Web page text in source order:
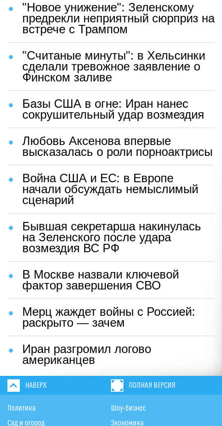
"Новое унижение": Зеленскому
предрекли неприятный сюрприз на
встрече с Трампом
"Считаные минуты": в Хельсинки
сделали тревожное заявление о
Финском заливе
Базы США в огне: Иран нанес
сокрушительный удар возмездия
Любовь Аксенова впервые
высказалась о роли порноактрисы
Война США и ЕС: в Европе
начали обсуждать немыслимый
сценарий
Бывшая секретарша накинулась
на Зеленского после удара
возмездия ВС РФ
В Москве назвали ключевой
фактор завершения СВО
Мерц жаждет войны с Россией:
раскрыто — зачем
Иран разгромил логово
американцев
НАВЕРХ ПОЛНАЯ ВЕРСИЯ
Политика
Сад и огород
Шоу-бизнес
Экономика